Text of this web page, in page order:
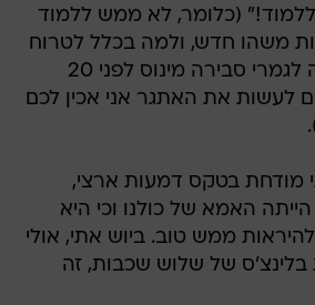
ללמוד!" (כלומר, לא ממש ללמוד
משהו חדש, ולמה בכלל לטרוח
לשדרג מנה שהיתה לגמרי סבירה מינוס לפני 20
לעשות את האתגר אני אכין לכם
מודחת בטקס דמעות ארצי,
הייתה האמא של כולנו וכי היא
ממש טוב. ביוש אתי, אולי
בלינצ'ס של שלוש שכבות, זה